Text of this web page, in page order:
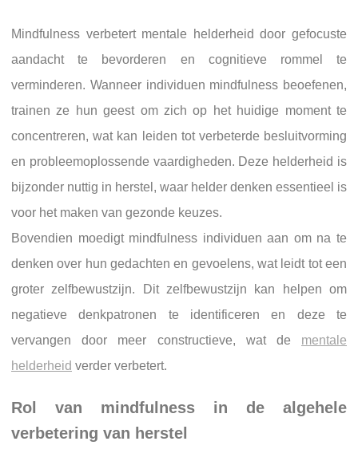
Mindfulness verbetert mentale helderheid door gefocuste
aandacht te bevorderen en cognitieve rommel te
verminderen. Wanneer individuen mindfulness beoefenen,
trainen ze hun geest om zich op het huidige moment te
concentreren, wat kan leiden tot verbeterde besluitvorming
en probleemoplossende vaardigheden. Deze helderheid is
bijzonder nuttig in herstel, waar helder denken essentieel is
voor het maken van gezonde keuzes.
Bovendien moedigt mindfulness individuen aan om na te
denken over hun gedachten en gevoelens, wat leidt tot een
groter zelfbewustzijn. Dit zelfbewustzijn kan helpen om
negatieve denkpatronen te identificeren en deze te
vervangen door meer constructieve, wat de mentale
helderheid verder verbetert.
Rol van mindfulness in de algehele
verbetering van herstel